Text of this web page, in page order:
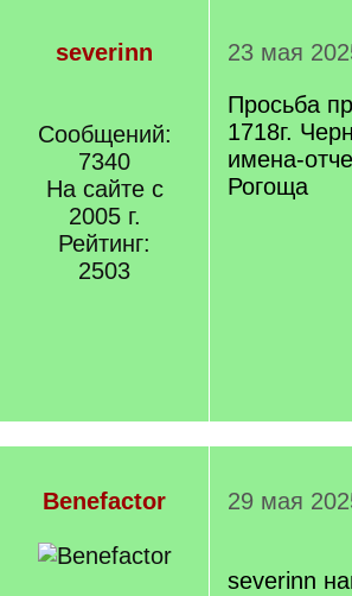
severinn
Сообщений:
7340
На сайте с
2005 г.
Рейтинг:
2503
23 мая
Просьба
1718г.
имена-
Рогоща
Benefactor 29 мая
severinn